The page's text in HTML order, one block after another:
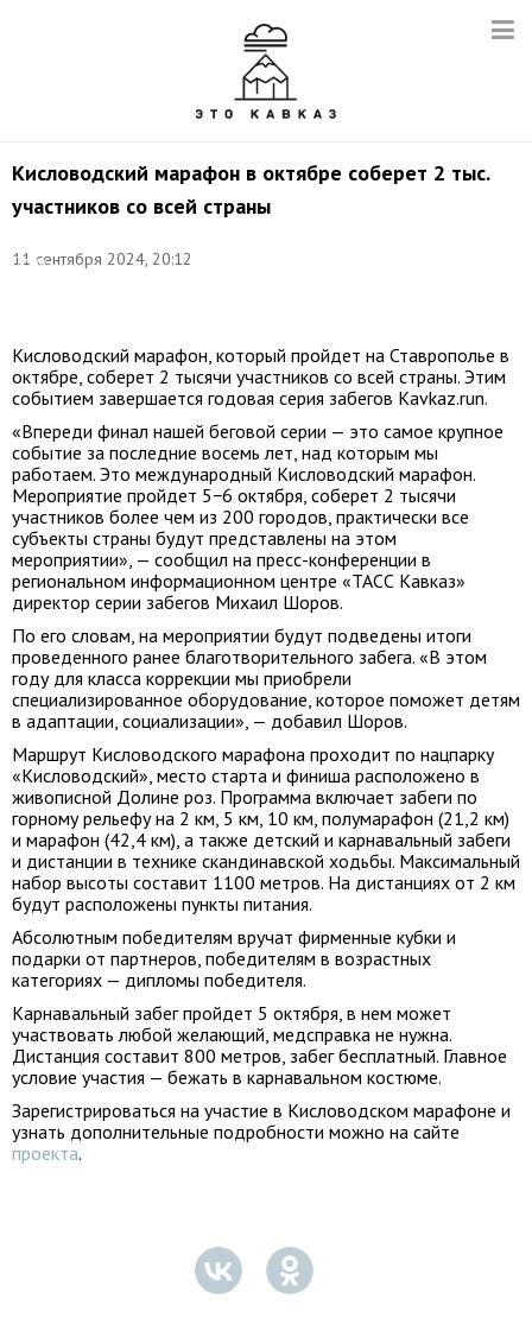
Кисловодский марафон в октябре соберет 2 тыс.
участников со всей страны
11 сентября 2024, 20:12
Денис
Кисловодский марафон, который пройдет на Ставрополье в
октябре, соберет 2 тысячи участников со всей страны. Этим
событием завершается годовая серия забегов Kavkaz.run.
«Впереди финал нашей беговой серии — это самое крупное
событие за последние восемь лет, над которым мы
работаем. Это международный Кисловодский марафон.
Мероприятие пройдет 5−6 октября, соберет 2 тысячи
участников более чем из 200 городов, практически все
субъекты страны будут представлены на этом
мероприятии», — сообщил на пресс-конференции в
региональном информационном центре «ТАСС Кавказ»
директор серии забегов Михаил Шоров.
По его словам, на мероприятии будут подведены итоги
проведенного ранее благотворительного забега. «В этом
году для класса коррекции мы приобрели
специализированное оборудование, которое поможет детям
в адаптации, социализации», — добавил Шоров.
Маршрут Кисловодского марафона проходит по нацпарку
«Кисловодский», место старта и финиша расположено в
живописной Долине роз. Программа включает забеги по
горному рельефу на 2 км, 5 км, 10 км, полумарафон (21,2 км)
и марафон (42,4 км), а также детский и карнавальный забеги
и дистанции в технике скандинавской ходьбы. Максимальный
набор высоты составит 1100 метров. На дистанциях от 2 км
будут расположены пункты питания.
Абсолютным победителям вручат фирменные кубки и
подарки от партнеров, победителям в возрастных
категориях — дипломы победителя.
Карнавальный забег пройдет 5 октября, в нем может
участвовать любой желающий, медсправка не нужна.
Дистанция составит 800 метров, забег бесплатный. Главное
условие участия — бежать в карнавальном костюме.
Зарегистрироваться на участие в Кисловодском марафоне и
узнать дополнительные подробности можно на сайте
проекта.